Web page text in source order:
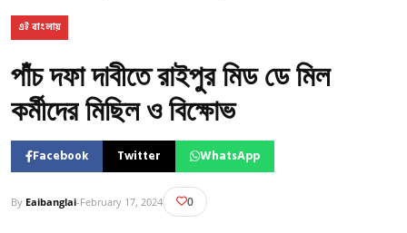
এই বাংলায়
পাঁচ দফা দাবীতে রাইপুর মিড ডে মিল
কর্মীদের মিছিল ও বিক্ষোভ
Facebook Twitter WhatsApp
By Eaibanglai-February 17, 2024 0